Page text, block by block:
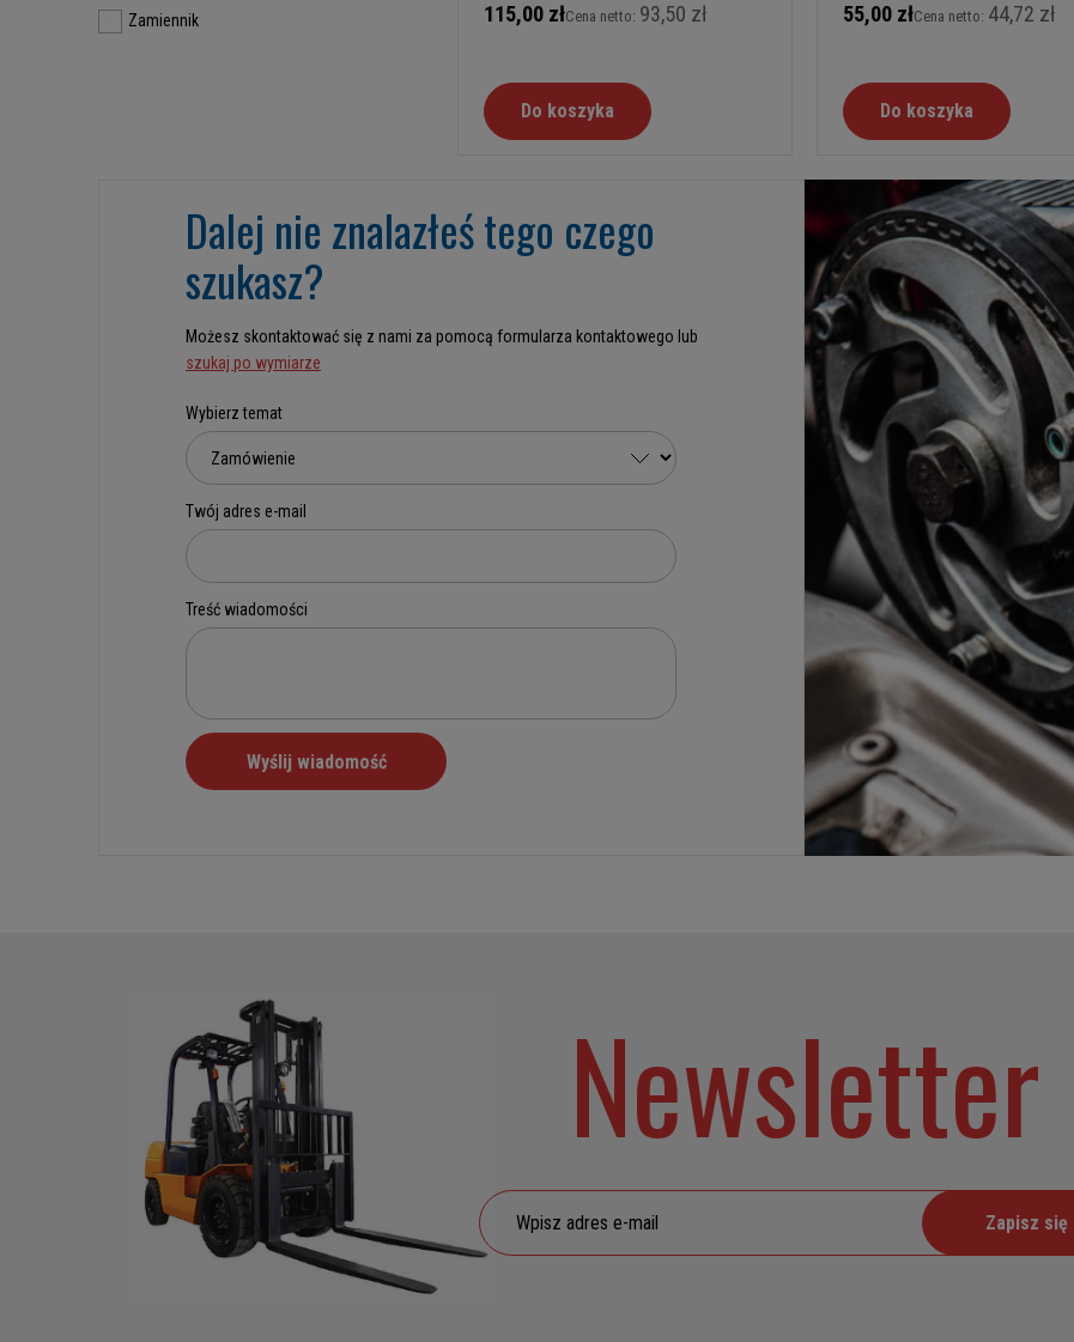
Zamiennik 115,00 złCena netto: 93,50 zł
Do koszyka
55,00 złCena netto: 44,72 zł
Do koszyka
Dalej nie znalazłeś tego czego
szukasz?
Możesz skontaktować się z nami za pomocą formularza kontaktowego lub
szukaj po wymiarze
Newsletter
Zapisz się